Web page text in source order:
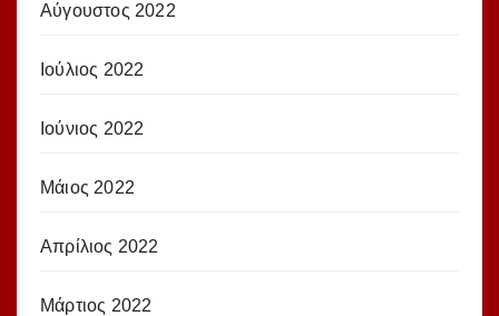
Αύγουστος 2022
Ιούλιος 2022
Ιούνιος 2022
Μάιος 2022
Απρίλιος 2022
Μάρτιος 2022